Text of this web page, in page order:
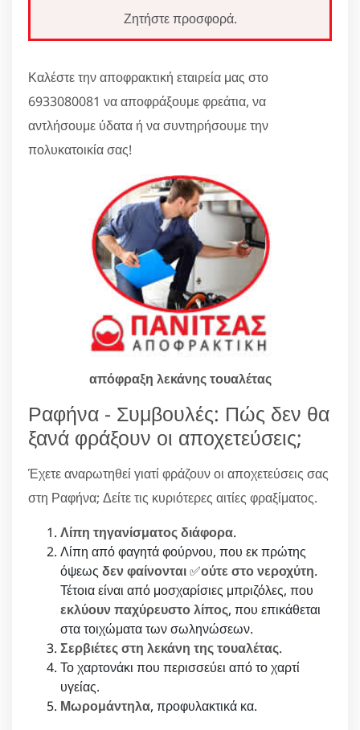
Ζητήστε προσφορά.
Καλέστε την αποφρακτική εταιρεία μας στο
6933080081 να αποφράξουμε φρεάτια, να
αντλήσουμε ύδατα ή να συντηρήσουμε την
πολυκατοικία σας!
απόφραξη λεκάνης τουαλέτας
Ραφήνα - Συμβουλές: Πώς δεν θα
ξανά φράξουν οι αποχετεύσεις;
Έχετε αναρωτηθεί γιατί φράζουν οι αποχετεύσεις σας
στη Ραφήνα; Δείτε τις κυριότερες αιτίες φραξίματος.
Λίπη τηγανίσματος διάφορα.
Λίπη από φαγητά φούρνου, που εκ πρώτης
όψεως δεν φαίνονται✅ούτε στο νεροχύτη.
Τέτοια είναι από μοσχαρίσιες μπριζόλες, που
εκλύουν παχύρευστο λίπος, που επικάθεται
στα τοιχώματα των σωληνώσεων.
Σερβιέτες στη λεκάνη της τουαλέτας.
Το χαρτονάκι που περισσεύει από το χαρτί
υγείας.
Μωρομάντηλα, προφυλακτικά κα.